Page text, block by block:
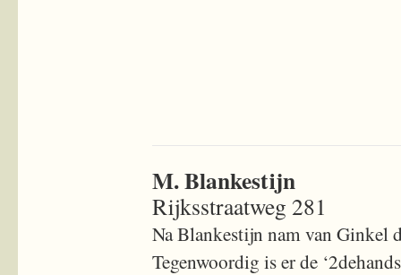
M. Blankestijn
Rijksstraatweg 281
Na Blankestijn nam van Ginkel
Tegenwoordig is er de